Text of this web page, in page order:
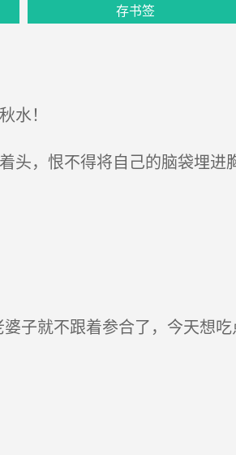
存书签
水！
，恨不得将自己的脑袋埋进
子就不跟着参合了，今天想吃